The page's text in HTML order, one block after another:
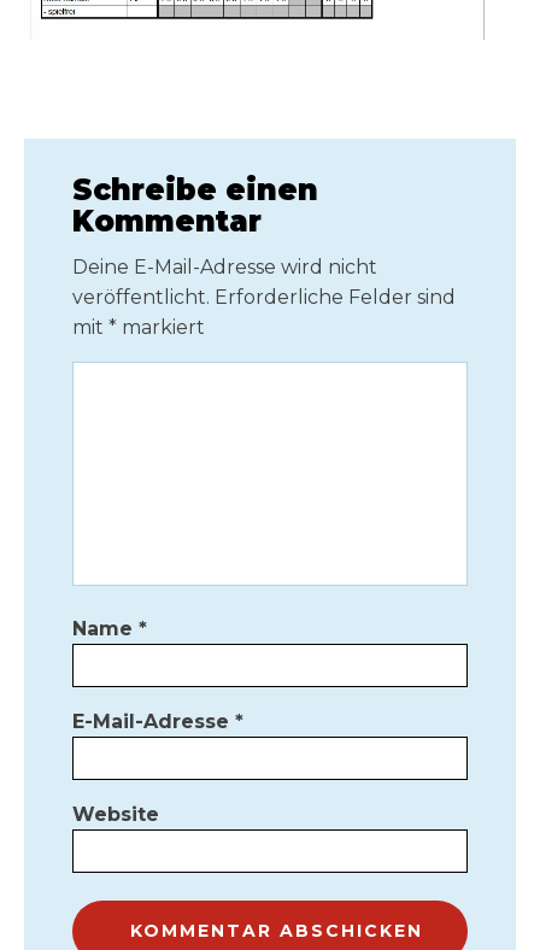
Schreibe einen
Kommentar
Deine E-Mail-Adresse wird nicht
veröffentlicht. Erforderliche Felder sind
mit * markiert
Name *
E-Mail-Adresse *
Website